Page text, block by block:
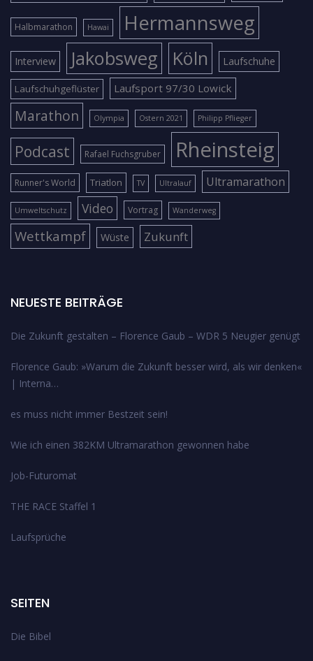
Halbmarathon Hawai Hermannsweg
Interview Jakobsweg Köln Laufschuhe
Laufschuhgeflüster Laufsport 97/30 Lowick
Marathon Olympia Ostern 2021 Philipp Pflieger
Podcast Rafael Fuchsgruber Rheinsteig
Runner's World Triatlon TV Ultralauf Ultramarathon
Umweltschutz Video Vortrag Wanderweg
Wettkampf Wüste Zukunft
NEUESTE BEITRÄGE
Die Zukunft gestalten – Florence Gaub – WDR 5 Neugier genügt
Florence Gaub: »Warum die Zukunft besser wird, als wir denken«
| Interna…
es muss nicht immer Bestzeit sein!
Wie ich einen 382KM Ultramarathon gewonnen habe
Job-Futuromat
THE RACE Staffel 1
Laufsprüche
SEITEN
Die Bibel